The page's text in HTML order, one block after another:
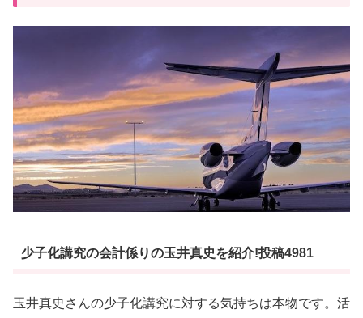
少子化講究の会計係りの玉井真史を紹介!投稿4981
玉井真史さんの少子化講究に対する気持ちは本物です。活